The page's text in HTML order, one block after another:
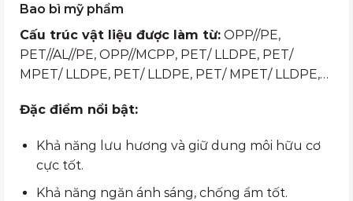
Bao bì mỹ phẩm
Cấu trúc vật liệu được làm từ: OPP//PE,
PET//AL//PE, OPP//MCPP, PET/ LLDPE, PET/
MPET/ LLDPE, PET/ LLDPE, PET/ MPET/ LLDPE,…
Đặc điểm nổi bật:
Khả năng lưu hương và giữ dung môi hữu cơ
cực tốt.
Khả năng ngăn ánh sáng, chống ẩm tốt.